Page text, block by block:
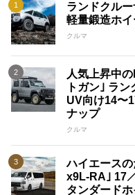
ランドクル
軽量鍛造ホ
クルマ
人気上昇中
トガン｣ ラ
UV向け14〜
ナップ
クルマ
ハイエース
x9L-RA｣ 17
タンダード